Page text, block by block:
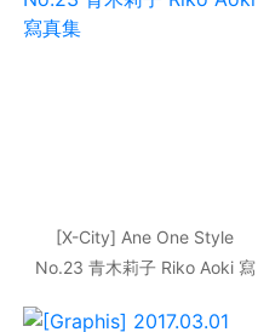
[X-City] Ane One Style
No.23 青木莉子 Riko Aoki 寫